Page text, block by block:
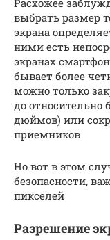
выбрать размер
экрана
ними есть
экранах
бывает более
можно только
до относительно
дюймов) или
приемников
Но вот в этом
безопасности,
пикселей
Разрешение